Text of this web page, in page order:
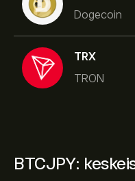
Dogecoin
TRX
TRON
BTCJPY: